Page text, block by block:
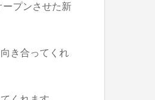
プンさせた新
き合ってくれ